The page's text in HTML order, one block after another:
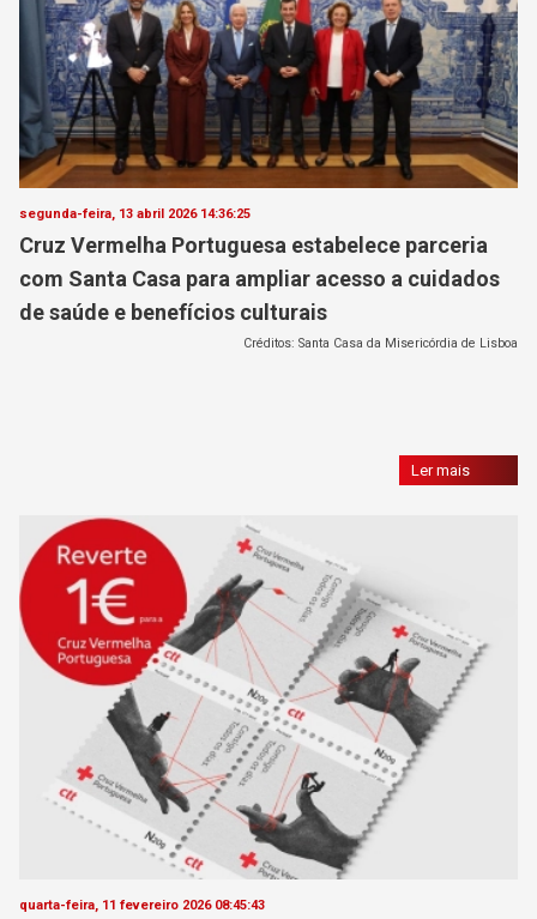
segunda-feira, 13 abril 2026 14:36:25
Cruz Vermelha Portuguesa estabelece parceria
com Santa Casa para ampliar acesso a cuidados
de saúde e benefícios culturais
Créditos: Santa Casa da Misericórdia de Lisboa
Ler mais
quarta-feira, 11 fevereiro 2026 08:45:43